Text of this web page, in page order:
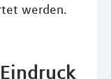
werden.